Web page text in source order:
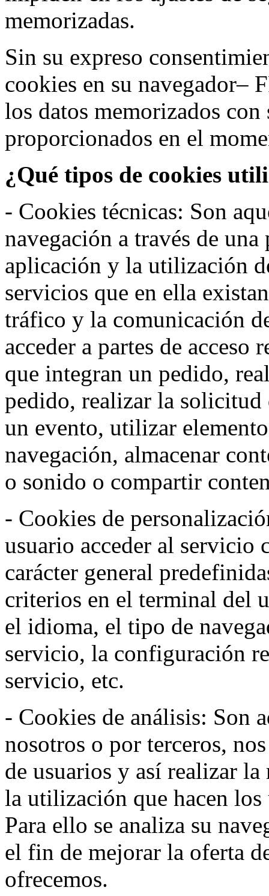
memorizadas.
Sin su expreso
cookies en su navegador–
los datos memorizados con
proporcionados en el
¿Qué tipos de cookies
- Cookies técnicas: Son
navegación a través de
aplicación y la utilización
servicios que en ella
tráfico y la comunicación
acceder a partes de
que integran un pedido,
pedido, realizar la
un evento, utilizar
navegación, almacenar
o sonido o compartir
- Cookies de
usuario acceder al servicio
carácter general
criterios en el terminal del
el idioma, el tipo de
servicio, la configuración
servicio, etc.
- Cookies de análisis: Son
nosotros o por terceros,
de usuarios y así realizar
la utilización que hacen
Para ello se analiza su
el fin de mejorar la oferta
ofrecemos.